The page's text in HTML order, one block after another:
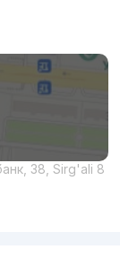
38, Sirg'ali 8